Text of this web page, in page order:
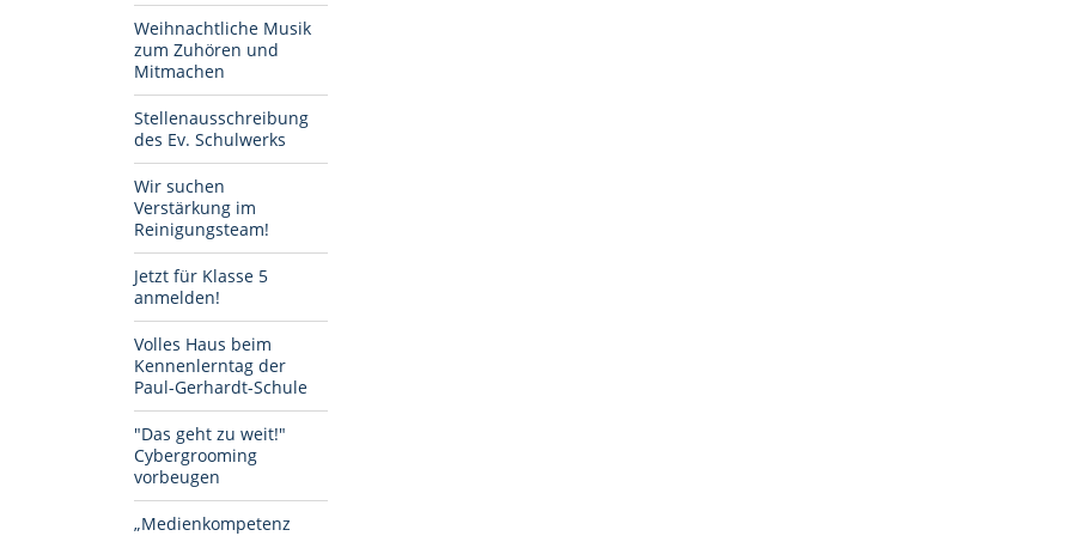
Weihnachtliche Musik
zum Zuhören und
Mitmachen
Stellenausschreibung
des Ev. Schulwerks
Wir suchen
Verstärkung im
Reinigungsteam!
Jetzt für Klasse 5
anmelden!
Volles Haus beim
Kennenlerntag der
Paul-Gerhardt-Schule
"Das geht zu weit!"
Cybergrooming
vorbeugen
„Medienkompetenz